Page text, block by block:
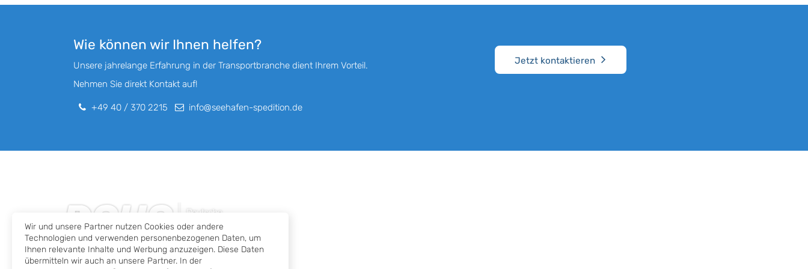
Wie können wir Ihnen helfen?
Unsere jahrelange Erfahrung in der Transportbranche dient Ihrem Vorteil.
Nehmen Sie direkt Kontakt auf!
+49 40 / 370 2215 info@seehafen-spedition.de
Jetzt kontaktieren
Die Deutsche Seehafenspedition wurde 2012 gegründet
und hat es sich zum Ziel gesetzt, Ihre Kunden mit
Wir und unsere Partner nutzen Cookies oder andere
Technologien und verwenden personenbezogenen Daten, um
Ihnen relevante Inhalte und Werbung anzuzeigen. Diese Daten
übermitteln wir auch an unsere Partner. In der